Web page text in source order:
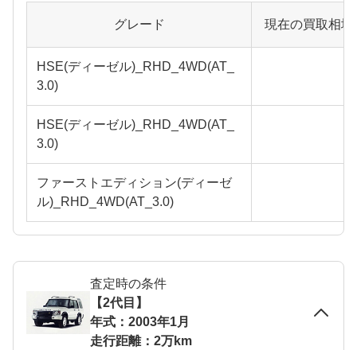
グレード 現在の買取相
HSE(ディーゼル)_RHD_4WD(AT_
3.0)
HSE(ディーゼル)_RHD_4WD(AT_
3.0)
ファーストエディション(ディーゼ
ル)_RHD_4WD(AT_3.0)
査定時の条件
【2代目】
年式：2003年1月
走行距離：2万km